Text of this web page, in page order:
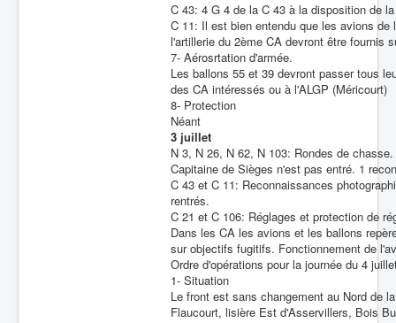
C 43: 4 G 4 de la C 43 à la disposition de
C 11: Il est bien entendu que les avions
l'artillerie du 2ème CA devront être fournis
7- Aérosrtation d'armée.
Les ballons 55 et 39 devront passer tous
des CA intéressés ou à l'ALGP (Méricourt)
8- Protection
Néant
3 juillet
N 3, N 26, N 62, N 103: Rondes de
Capitaine de Sièges n'est pas entré. 1
C 43 et C 11: Reconnaissances
rentrés.
C 21 et C 106: Réglages et protection de
Dans les CA les avions et les ballons
sur objectifs fugitifs. Fonctionnement de
Ordre d'opérations pour la journée du 4
1- Situation
Le front est sans changement au Nord de
Flaucourt, lisière Est d'Asservillers, Bois